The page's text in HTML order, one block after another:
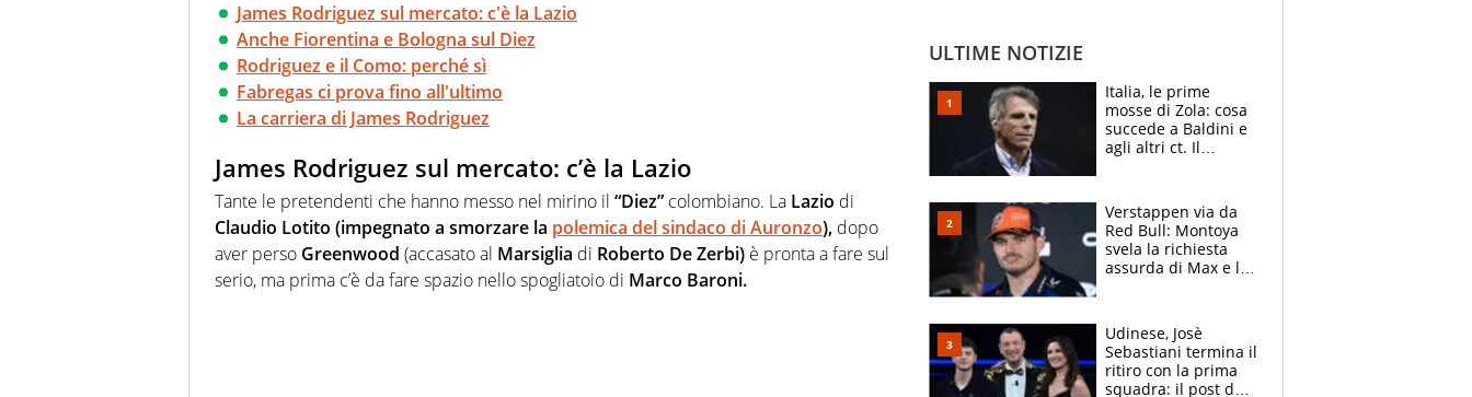
James Rodriguez sul mercato: c'è la Lazio
Anche Fiorentina e Bologna sul Diez
Rodriguez e il Como: perché sì
Fabregas ci prova fino all'ultimo
La carriera di James Rodriguez
James Rodriguez sul mercato: c’è la Lazio
Tante le pretendenti che hanno messo nel mirino il “Diez” colombiano. La Lazio di
Claudio Lotito (impegnato a smorzare la polemica del sindaco di Auronzo), dopo
aver perso Greenwood (accasato al Marsiglia di Roberto De Zerbi) è pronta a fare sul
serio, ma prima c’è da fare spazio nello spogliatoio di Marco Baroni.
ULTIME NOTIZIE
Italia, le prime
mosse di Zola: cosa
succede a Baldini e
agli altri ct. Il
azzurri
Verstappen via da
Red Bull: Montoya
svela la richiesta
assurda di Max e lo
McLaren siano
meglio?”
Udinese, Josè
Sebastiani termina il
ritiro con la prima
squadra: il post del